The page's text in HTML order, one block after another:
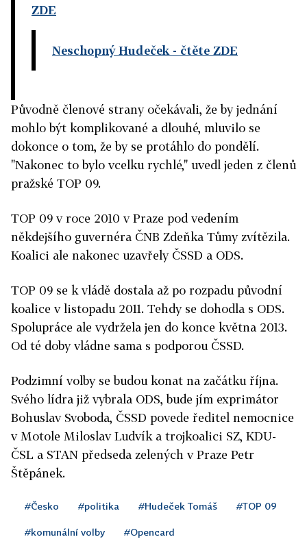
ZDE
Neschopný Hudeček - čtěte ZDE
Původně členové strany očekávali, že by jednání
mohlo být komplikované a dlouhé, mluvilo se
dokonce o tom, že by se protáhlo do pondělí.
"Nakonec to bylo vcelku rychlé," uvedl jeden z členů
pražské TOP 09.
TOP 09 v roce 2010 v Praze pod vedením
někdejšího guvernéra ČNB Zdeňka Tůmy zvítězila.
Koalici ale nakonec uzavřely ČSSD a ODS.
TOP 09 se k vládě dostala až po rozpadu původní
koalice v listopadu 2011. Tehdy se dohodla s ODS.
Spolupráce ale vydržela jen do konce května 2013.
Od té doby vládne sama s podporou ČSSD.
Podzimní volby se budou konat na začátku října.
Svého lídra již vybrala ODS, bude jím exprimátor
Bohuslav Svoboda, ČSSD povede ředitel nemocnice
v Motole Miloslav Ludvík a trojkoalici SZ, KDU-
ČSL a STAN předseda zelených v Praze Petr
Štěpánek.
#Česko #politika #Hudeček Tomáš #TOP 09
#komunální volby #Opencard